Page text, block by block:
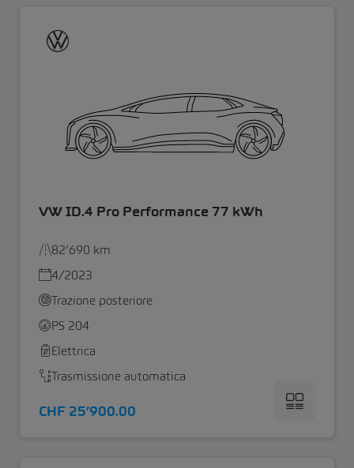
VW ID.4 Pro Performance 77 kWh
82’690 km
4/2023
Trazione posteriore
PS 204
Elettrica
Trasmissione automatica
CHF 25’900.00